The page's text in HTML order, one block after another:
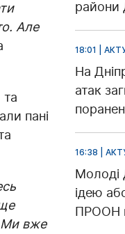
Але
та
пані
Ми вже
райони
18:01 |
На
атак
16:38 |
Молоді
ідею
ПРООН